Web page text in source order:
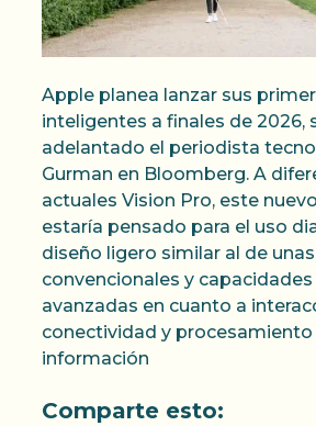
Apple planea lanzar sus
inteligentes a finales de 2026,
adelantado el periodista
Gurman en Bloomberg. A
actuales Vision Pro, este
estaría pensado para el uso
diseño ligero similar al de
convencionales y
avanzadas en cuanto a
conectividad y procesamiento
información
Comparte esto: